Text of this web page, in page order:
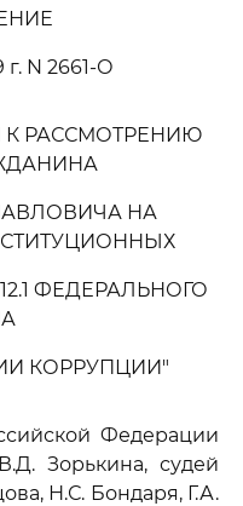
г. N 2661-О
К РАССМОТРЕНИЮ
НА
ФЕДЕРАЛЬНОГО
КОРРУПЦИИ"
Федерации
Зорькина, судей
Н.С. Бондаря, Г.А.